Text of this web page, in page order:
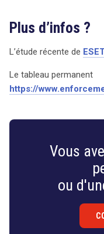
Plus d’infos ?
L’étude récente de
Le tableau permanent
https://
Vous
ou